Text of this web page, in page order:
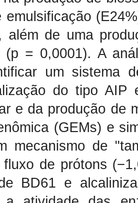
emulsificação
além de uma
(p = 0,0001). A
um sistema
do tipo AIP
e da produção de
(GEMs) e
mecanismo de
de prótons
BD61 e